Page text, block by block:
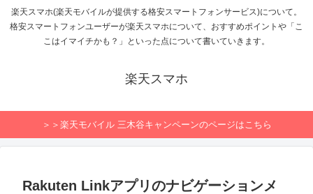
楽天スマホ(楽天モバイルが提供する格安スマートフォンサービス)について。
格安スマートフォンユーザーが楽天スマホについて、おすすめポイントや「こ
こはイマイチかも？」といった点について書いていきます。
楽天スマホ
＞＞楽天モバイル 三木谷キャンペーンのページはこちら
Rakuten Linkアプリのナビゲーションメ